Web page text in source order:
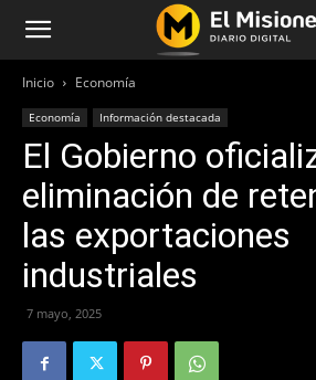
Inicio Economía
Economía Información destacada
El Gobierno
eliminación de
las exportaciones
industriales
7 mayo, 2025